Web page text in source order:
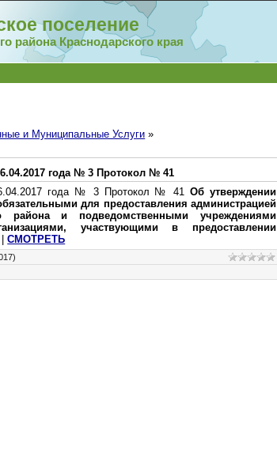
поселение
района Краснодарского края
и Муниципальные Услуги »
года № 3 Протокол № 41
26.04.2017 года № 3 Протокол № 41Об утверждении
для предоставления администрацией
района и подведомственными учреждениями
участвующими в предоставлении
СМОТРЕТЬ